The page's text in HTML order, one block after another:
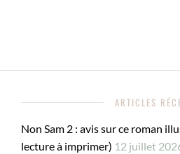
ARTICLES
Non Sam 2 : avis sur ce roman
lecture à imprimer) 12 juillet